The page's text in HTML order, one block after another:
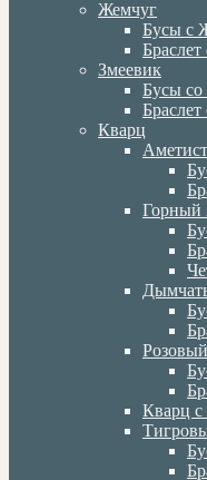
Жемчуг
Бусы с
Змеевик
Бусы со
Кварц
Аметист
Горный
Кварц